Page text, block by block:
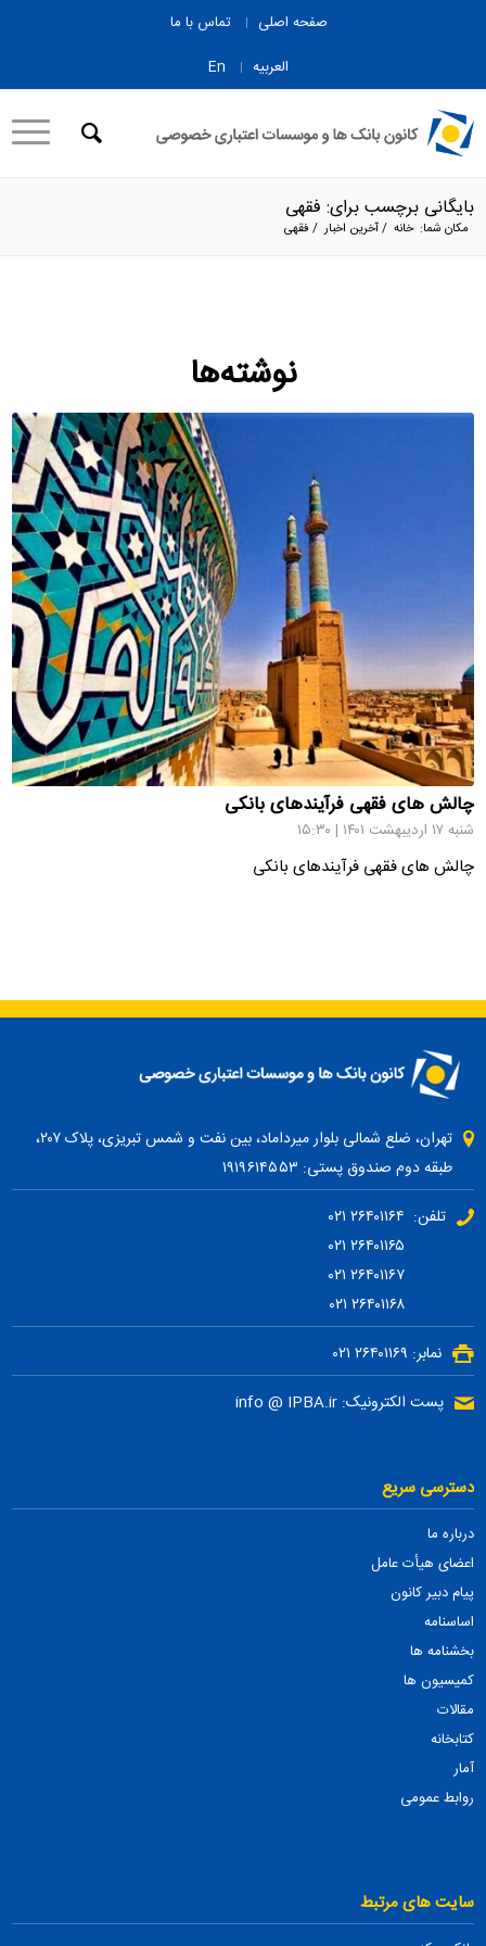
صفحه اصلی
تماس با ما
العربیه
En
بایگانی برچسب برای: فقهی
مکان شما: خانه /آخرین اخبار / فقهی
نوشته‌ها
چالش های فقهی فرآیندهای بانکی
شنبه ۱۷ اردیبهشت ۱۴۰۱ | ۱۵:۳۰
چالش های فقهی فرآیندهای بانکی
تهران، ضلع شمالی بلوار میرداماد، بین نفت و شمس تبریزی، پلاک ۲۰۷،
طبقه دوم صندوق پستی: ۱۹۱۹۶۱۴۵۵۳
تلفن: ۲۶۴۰۱۱۶۴ ۰۲۱
۲۶۴۰۱۱۶۷ ۰۲۱
۲۶۴۰۱۱۶۸ ۰۲۱
نمابر: ۲۶۴۰۱۱۶۹ ۰۲۱
پست الکترونیک: info @ IPBA.ir
دسترسی سریع
درباره ما
اعضای هیأت عامل
پیام دبیر کانون
اساسنامه
بخشنامه ها
کمیسیون ها
مقالات
کتابخانه
آمار
روابط عمومی
سایت های مرتبط